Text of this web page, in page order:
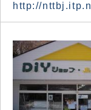
http://